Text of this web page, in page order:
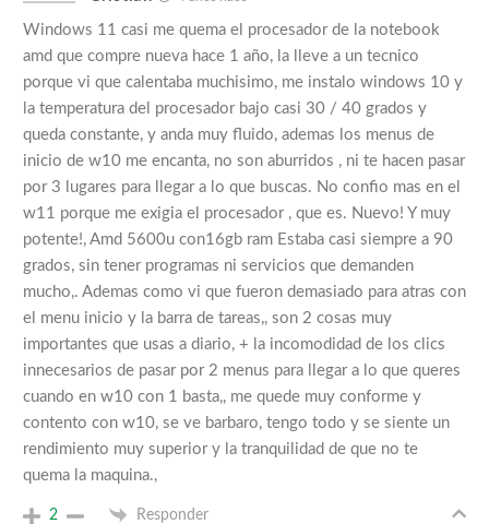
Windows 11 casi me quema el procesador de la notebook
amd que compre nueva hace 1 año, la lleve a un tecnico
porque vi que calentaba muchisimo, me instalo windows 10 y
la temperatura del procesador bajo casi 30 / 40 grados y
queda constante, y anda muy fluido, ademas los menus de
inicio de w10 me encanta, no son aburridos , ni te hacen pasar
por 3 lugares para llegar a lo que buscas. No confio mas en el
w11 porque me exigia el procesador , que es. Nuevo! Y muy
potente!, Amd 5600u con16gb ram Estaba casi siempre a 90
grados, sin tener programas ni servicios que demanden
mucho,. Ademas como vi que fueron demasiado para atras con
el menu inicio y la barra de tareas,, son 2 cosas muy
importantes que usas a diario, + la incomodidad de los clics
innecesarios de pasar por 2 menus para llegar a lo que queres
cuando en w10 con 1 basta,, me quede muy conforme y
contento con w10, se ve barbaro, tengo todo y se siente un
rendimiento muy superior y la tranquilidad de que no te
quema la maquina.,
2 Responder